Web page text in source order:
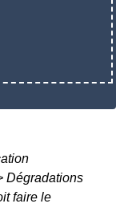
Dégradations
faire le